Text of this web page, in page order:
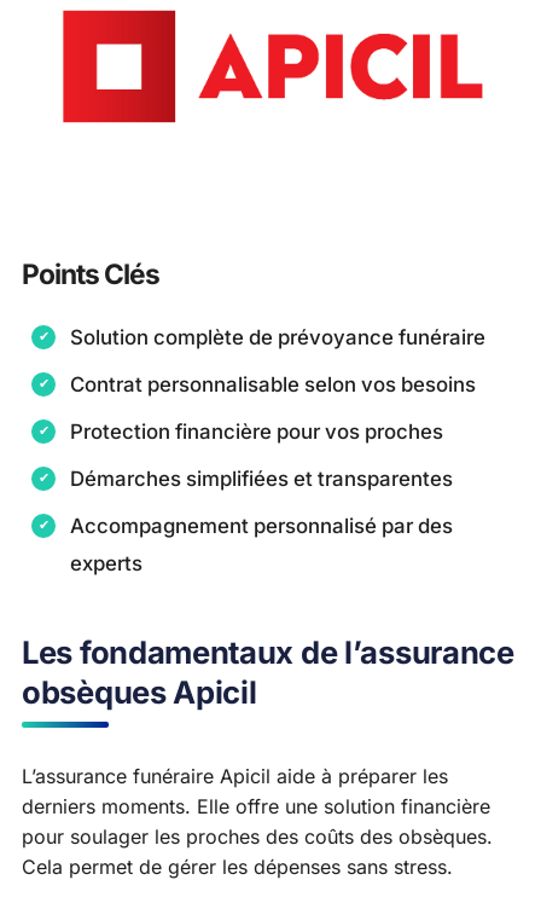
Points Clés
Solution complète de prévoyance funéraire
Contrat personnalisable selon vos besoins
Protection financière pour vos proches
Démarches simplifiées et transparentes
Accompagnement personnalisé par des
experts
Les fondamentaux de l’assurance
obsèques Apicil
L’assurance funéraire Apicil aide à préparer les
derniers moments. Elle offre une solution financière
pour soulager les proches des coûts des obsèques.
Cela permet de gérer les dépenses sans stress.